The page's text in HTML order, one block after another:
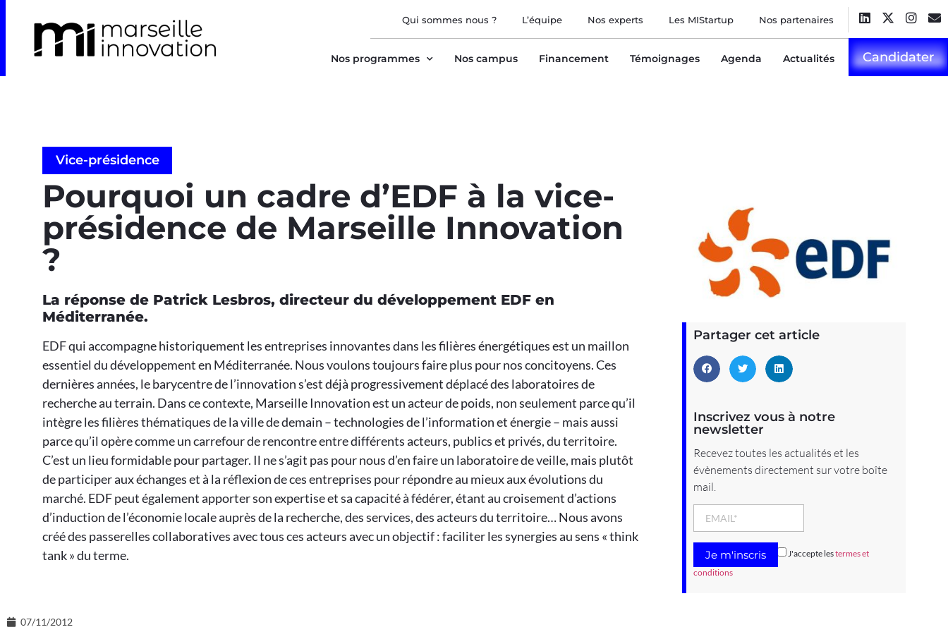
Qui sommes nous ? L’équipe Nos experts Les MIStartup Nos partenaires
Nos programmes Nos campus Financement Témoignages Agenda Actualités Candidater
Vice-présidence
Pourquoi un cadre d’EDF à la vice-
présidence de Marseille Innovation
?
La réponse de Patrick Lesbros, directeur du développement EDF en
Méditerranée.
EDF qui accompagne historiquement les entreprises innovantes dans les filières énergétiques est un maillon
essentiel du développement en Méditerranée. Nous voulons toujours faire plus pour nos concitoyens. Ces
dernières années, le barycentre de l’innovation s’est déjà progressivement déplacé des laboratoires de
recherche au terrain. Dans ce contexte, Marseille Innovation est un acteur de poids, non seulement parce qu’il
intègre les filières thématiques de la ville de demain – technologies de l’information et énergie – mais aussi
parce qu’il opère comme un carrefour de rencontre entre différents acteurs, publics et privés, du territoire.
C’est un lieu formidable pour partager. Il ne s’agit pas pour nous d’en faire un laboratoire de veille, mais plutôt
de participer aux échanges et à la réflexion de ces entreprises pour répondre au mieux aux évolutions du
marché. EDF peut également apporter son expertise et sa capacité à fédérer, étant au croisement d’actions
d’induction de l’économie locale auprès de la recherche, des services, des acteurs du territoire… Nous avons
créé des passerelles collaboratives avec tous ces acteurs avec un objectif : faciliter les synergies au sens « think
tank » du terme.
Partager cet article
Inscrivez vous à notre
newsletter
Recevez toutes les actualités et les
évènements directement sur votre boîte
mail.
J'accepte lestermes et
conditions
07/11/2012